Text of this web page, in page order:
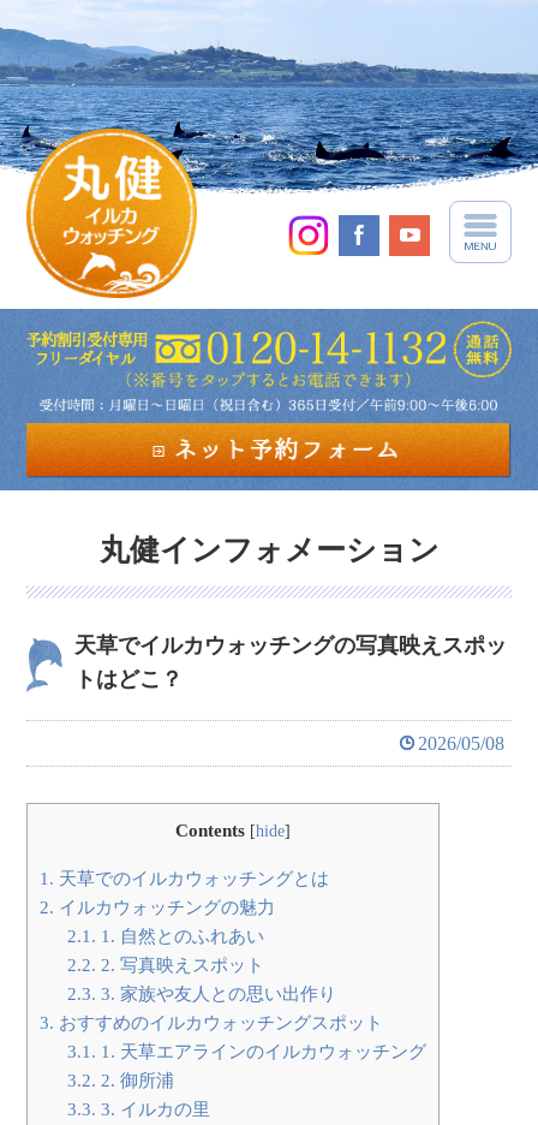
丸健インフォメーション
天草でイルカウォッチングの写真映えスポッ
トはどこ？
2026/05/08
Contents [hide]
1. 天草でのイルカウォッチングとは
2. イルカウォッチングの魅力
2.1. 1. 自然とのふれあい
2.2. 2. 写真映えスポット
2.3. 3. 家族や友人との思い出作り
3. おすすめのイルカウォッチングスポット
3.1. 1. 天草エアラインのイルカウォッチング
3.2. 2. 御所浦
3.3. 3. イルカの里